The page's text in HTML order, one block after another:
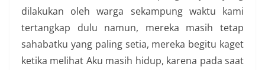
dilakukan oleh warga sekampung waktu kami
tertangkap dulu namun, mereka masih tetap
sahabatku yang paling setia, mereka begitu kaget
ketika melihat Aku masih hidup, karena pada saat